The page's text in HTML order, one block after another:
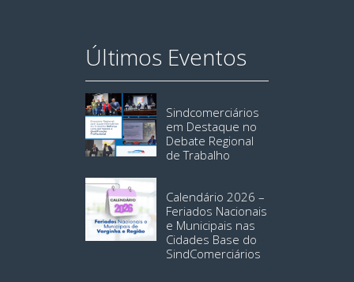
Últimos Eventos
Sindcomerciários
em Destaque no
Debate Regional
de Trabalho
Calendário 2026 –
Feriados Nacionais
e Municipais nas
Cidades Base do
SindComerciários